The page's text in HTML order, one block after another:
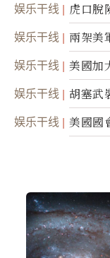
娱乐干线 虎口脫
娱乐干线
兩架美
蹤
娱乐干线
美國加
民權力
娱乐干线
胡塞武
面入侵
娱乐干线 美國國